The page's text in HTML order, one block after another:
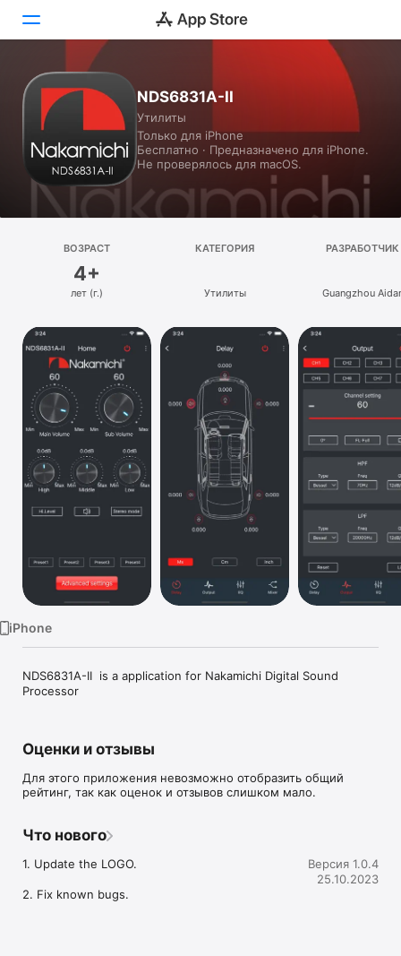
Сегодня
Игры
Приложения
Arcade
Платформа
iPad
Mac
Vision
Watch
TV
NDS6831A-II
Утилиты
Только для iPhone
Бесплатно · Предназначено для iPhone.
Не проверялось для macOS.
ВОЗРАСТ
4+
лет (г.)
КАТЕГОРИЯ
Утилиты
РАЗРАБОТЧИК
Guangzhou
iPhone
NDS6831A-II  is a application for Nakamichi Digital Sound
Processor
Оценки и отзывы
Для этого приложения невозможно отобразить общий
рейтинг, так как оценок и отзывов слишком мало.
Что нового
1. Update the LOGO.
2. Fix known bugs.
Версия 1.0.4
25.10.2023